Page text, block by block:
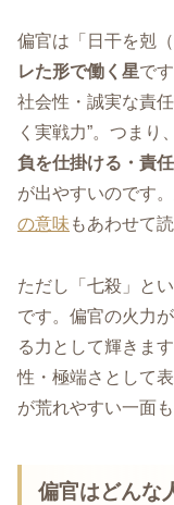
偏官は「日干を剋
レた形で働く星で
社会性・誠実な責
く実戦力”。つまり
負を仕掛ける・責
が出やすいのです
の意味 もあわせて
ただし「七殺」と
です。偏官の火力
る力として輝きま
性・極端さとして
が荒れやすい一面も
偏官はどんな